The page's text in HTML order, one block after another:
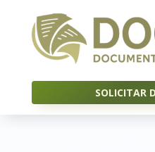
SOLICITAR